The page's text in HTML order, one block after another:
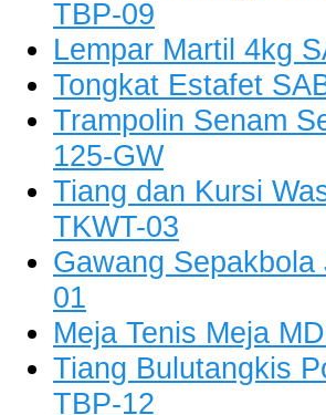
TBP-09
Lempar Martil 4kg
Tongkat Estafet
Trampolin Senam
125-GW
Tiang dan Kursi
TKWT-03
Gawang Sepakbola
01
Meja Tenis Meja
Tiang Bulutangkis
TBP-12